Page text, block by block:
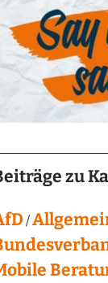
zu